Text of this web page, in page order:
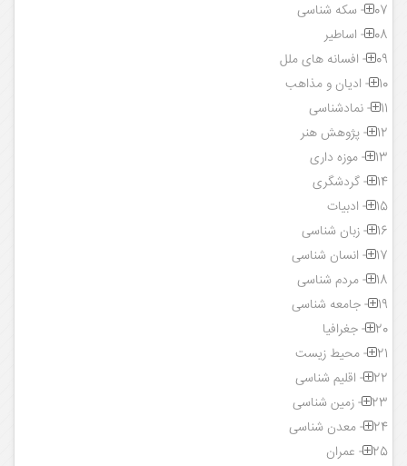
07- سکه شناسی
08- اساطیر
09- افسانه های ملل
10- ادیان و مذاهب
11- نمادشناسی
12- پژوهش هنر
13- موزه داری
14- گردشگری
15- ادبیات
16- زبان شناسی
17- انسان شناسی
18- مردم شناسی
19- جامعه شناسی
20- جغرافیا
21- محیط زیست
22- اقلیم شناسی
23- زمین شناسی
24- معدن شناسی
25- عمران